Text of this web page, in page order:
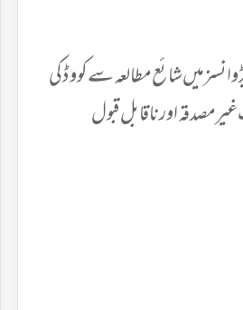
میں شائع مطالعہ سے کووڈ کی
غیر مصدقہ اور ناقابل قبول